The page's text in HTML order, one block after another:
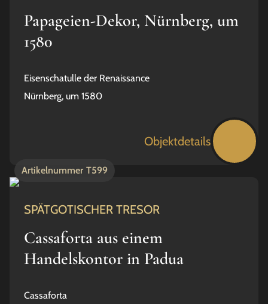
Papageien-Dekor, Nürnberg, um
1580
Eisenschatulle der Renaissance
Nürnberg, um 1580
Objektdetails
Artikelnummer T599
SPÄTGOTISCHER TRESOR
Cassaforta aus einem
Handelskontor in Padua
Cassaforta